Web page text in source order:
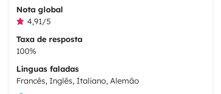
Nota global
4,91/5
Taxa de resposta
100%
Línguas faladas
Francês, Inglês, Italiano, Alemão